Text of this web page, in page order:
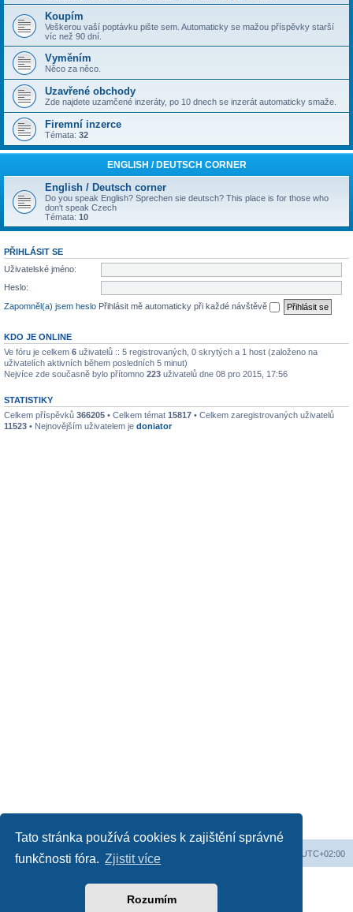
Tato stránka používá cookies k zajištění správné
funkčnosti fóra. Zjistit více
Rozumím
Koupím
Veškerou vaší poptávku pište sem. Automaticky se mažou příspěvky starší
víc než 90 dní.
Vyměním
Něco za něco.
Uzavřené obchody
Zde najdete uzamčené inzeráty, po 10 dnech se inzerát automaticky smaže.
Firemní inzerce
Témata: 32
ENGLISH / DEUTSCH CORNER
English / Deutsch corner
Do you speak English? Sprechen sie deutsch? This place is for those who
don't speak Czech
Témata: 10
PŘIHLÁSIT SE
Uživatelské jméno:
Heslo:
Zapomněl(a) jsem heslo Přihlásit mě automaticky při každé návštěvě
KDO JE ONLINE
Ve fóru je celkem 6 uživatelů :: 5 registrovaných, 0 skrytých a 1 host (založeno na
uživatelích aktivních během posledních 5 minut)
Nejvíce zde současně bylo přítomno 223 uživatelů dne 08 pro 2015, 17:56
STATISTIKY
Celkem příspěvků 366205 • Celkem témat 15817 • Celkem zaregistrovaných uživatelů
11523 • Nejnovějším uživatelem je doniator
Web Obsah fóra UTC+02:00
Český překlad –